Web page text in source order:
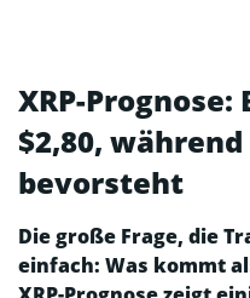
XRP-
$2,80,
bevorsteht
Die große Frage, die
einfach: Was kommt